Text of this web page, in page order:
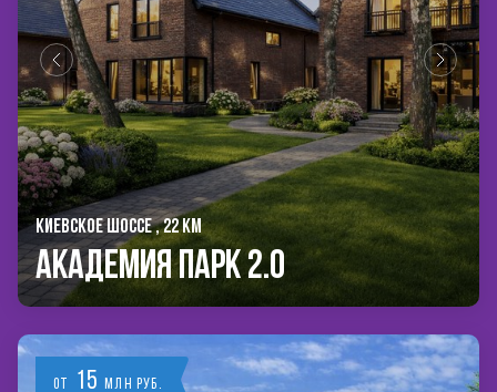
КИЕВСКОЕ ШОССЕ , 22 КМ
Академия Парк 2.0
от 15млн руб.